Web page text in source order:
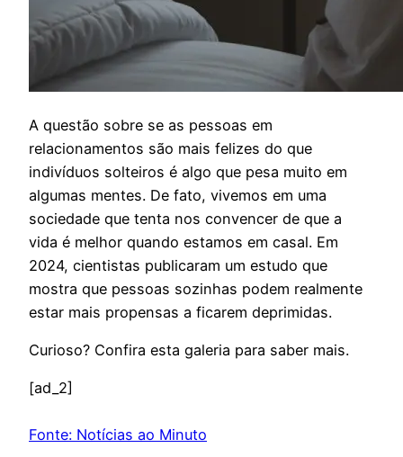
A questão sobre se as pessoas em
relacionamentos são mais felizes do que
indivíduos solteiros é algo que pesa muito em
algumas mentes. De fato, vivemos em uma
sociedade que tenta nos convencer de que a
vida é melhor quando estamos em casal. Em
2024, cientistas publicaram um estudo que
mostra que pessoas sozinhas podem realmente
estar mais propensas a ficarem deprimidas.
Curioso? Confira esta galeria para saber mais.
[ad_2]
Fonte: Notícias ao Minuto